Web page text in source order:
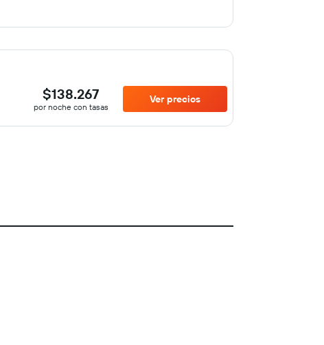
$138.267
por noche con tasas
Ver precios